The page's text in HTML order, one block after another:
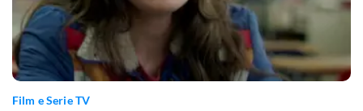
Film e Serie TV